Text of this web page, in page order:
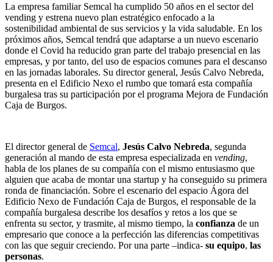
La empresa familiar Semcal ha cumplido 50 años en el sector del
vending y estrena nuevo plan estratégico enfocado a la
sostenibilidad ambiental de sus servicios y la vida saludable. En los
próximos años, Semcal tendrá que adaptarse a un nuevo escenario
donde el Covid ha reducido gran parte del trabajo presencial en las
empresas, y por tanto, del uso de espacios comunes para el descanso
en las jornadas laborales. Su director general, Jesús Calvo Nebreda,
presenta en el Edificio Nexo el rumbo que tomará esta compañía
burgalesa tras su participación por el programa Mejora de Fundación
Caja de Burgos.
El director general de Semcal, Jesús Calvo Nebreda, segunda
generación al mando de esta empresa especializada en vending,
habla de los planes de su compañía con el mismo entusiasmo que
alguien que acaba de montar una startup y ha conseguido su primera
ronda de financiación. Sobre el escenario del espacio Ágora del
Edificio Nexo de Fundación Caja de Burgos, el responsable de la
compañía burgalesa describe los desafíos y retos a los que se
enfrenta su sector, y trasmite, al mismo tiempo, la confianza de un
empresario que conoce a la perfección las diferencias competitivas
con las que seguir creciendo. Por una parte –indica- su equipo, las
personas.